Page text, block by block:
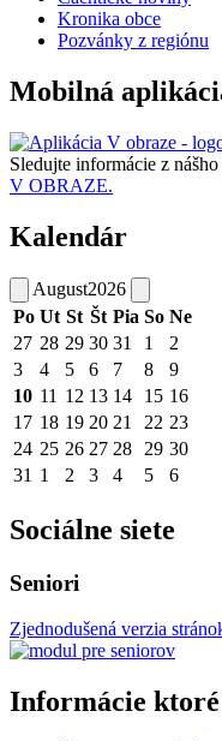
Kronika obce
Pozvánky z regiónu
Mobilná
Sledujte informácie z
V OBRAZE.
Kalendár
August2026
Po Ut St Št Pia So Ne
27 28 29 30 31 1
2
3
4 5 6 7 8
9
10 11 12 13 14 15 16
17 18 19 20 21 22 23
24 25 26 27 28 29 30
31 1 2 3 4 5 6
Sociálne siete
Seniori
Zjednodušená verzia
Informácie